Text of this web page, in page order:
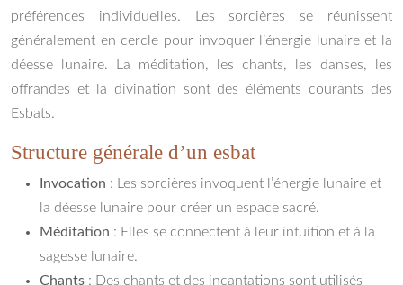
préférences individuelles. Les sorcières se réunissent
généralement en cercle pour invoquer l’énergie lunaire et la
déesse lunaire. La méditation, les chants, les danses, les
offrandes et la divination sont des éléments courants des
Esbats.
Structure générale d’un esbat
Invocation : Les sorcières invoquent l’énergie lunaire et
la déesse lunaire pour créer un espace sacré.
Méditation : Elles se connectent à leur intuition et à la
sagesse lunaire.
Chants : Des chants et des incantations sont utilisés